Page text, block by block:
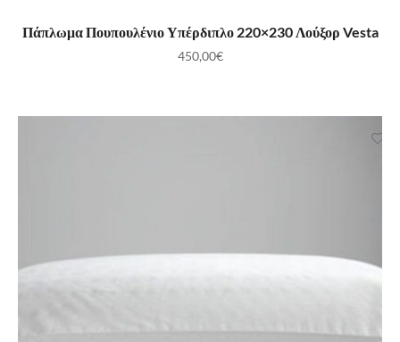
ΠΡΟΣΘΉΚΗ ΣΤΟ ΚΑΛΆΘΙ
Πάπλωμα Πουπουλένιο Υπέρδιπλο 220×230 Λούξορ Vesta
450,00€